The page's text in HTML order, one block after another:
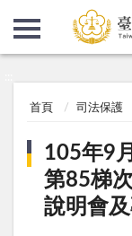
首頁 司法保護
105年9
第85梯
說明會及